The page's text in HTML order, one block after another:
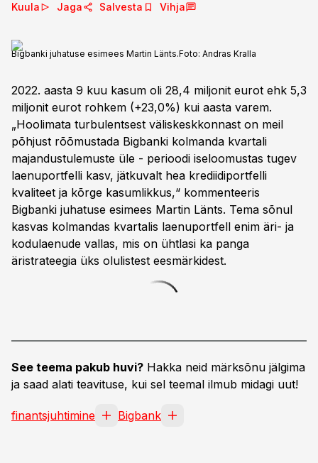
Kuula Jaga Salvesta Vihja
Bigbanki juhatuse esimees Martin Länts.Foto: Andras Kralla
2022. aasta 9 kuu kasum oli 28,4 miljonit eurot ehk 5,3
miljonit eurot rohkem (+23,0%) kui aasta varem.
„Hoolimata turbulentsest väliskeskkonnast on meil
põhjust rõõmustada Bigbanki kolmanda kvartali
majandustulemuste üle - perioodi iseloomustas tugev
laenuportfelli kasv, jätkuvalt hea krediidiportfelli
kvaliteet ja kõrge kasumlikkus,“ kommenteeris
Bigbanki juhatuse esimees Martin Länts. Tema sõnul
kasvas kolmandas kvartalis laenuportfell enim äri- ja
kodulaenude vallas, mis on ühtlasi ka panga
äristrateegia üks olulistest eesmärkidest.
See teema pakub huvi? Hakka neid märksõnu jälgima
ja saad alati teavituse, kui sel teemal ilmub midagi uut!
finantsjuhtimine Bigbank